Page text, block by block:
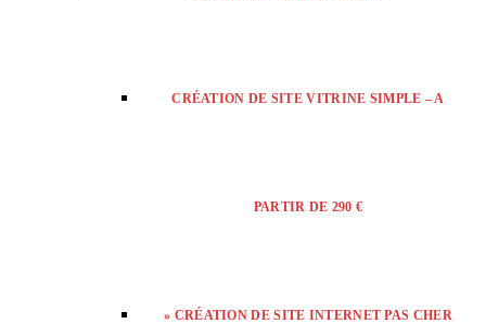
CRÉATION DE SITE VITRINE SIMPLE – A
PARTIR DE 290 €
» CRÉATION DE SITE INTERNET PAS CHER